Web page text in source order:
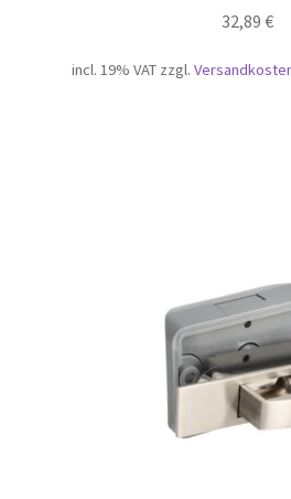
32,89 €
incl. 19% VAT zzgl.